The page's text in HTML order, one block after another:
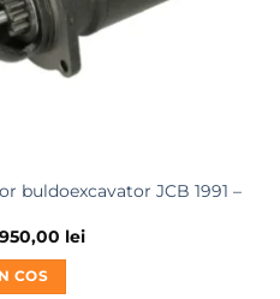
buldoexcavator JCB 1991 –
Prețul
inițial
a
fost:
950,00 leiPrețul
COS